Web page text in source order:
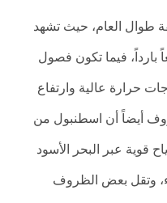
طوال العام، حيث تشهد
بارداً، فيما تكون فصول
حرارة عالية وارتفاع
أيضاً أن اسطنبول من
قوية عبر البحر الأسود
وتقل بعض الظروف